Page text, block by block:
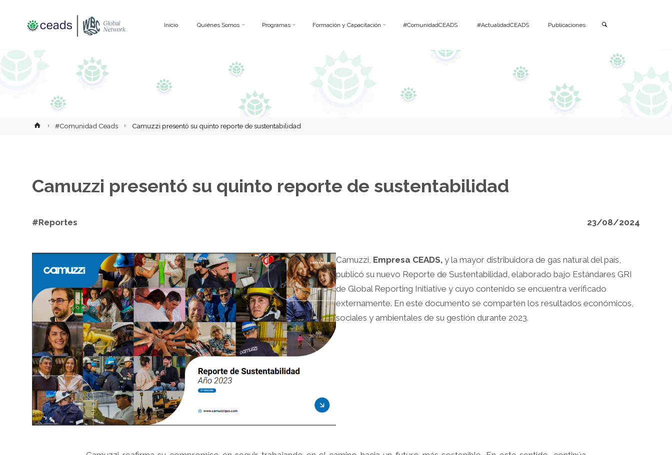
Inicio Quiénes Somos Programas Formación y Capacitación #ComunidadCEADS #ActualidadCEADS Publicaciones
Inicio#Comunidad Ceads Camuzzi presentó su quinto reporte de sustentabilidad
Camuzzi presentó su quinto reporte de sustentabilidad
#Reportes 23/08/2024
Camuzzi, Empresa CEADS, y la mayor distribuidora de gas natural del país,
publicó su nuevo Reporte de Sustentabilidad, elaborado bajo Estándares GRI
de Global Reporting Initiative y cuyo contenido se encuentra verificado
externamente. En este documento se comparten los resultados económicos,
sociales y ambientales de su gestión durante 2023.